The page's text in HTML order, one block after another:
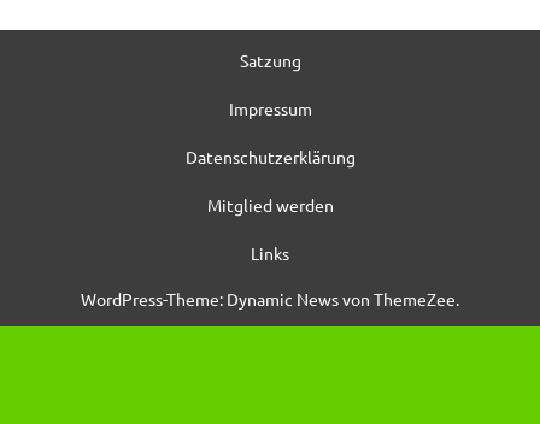
Satzung
Impressum
Datenschutzerklärung
Mitglied werden
Links
WordPress-Theme: Dynamic News von ThemeZee.